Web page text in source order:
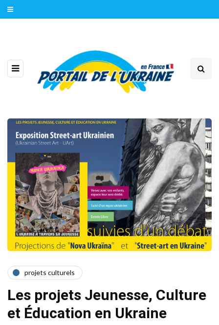
projets culturels
Les projets Jeunesse, Culture
et Éducation en Ukraine